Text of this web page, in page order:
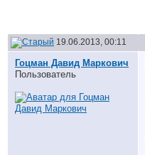
19.06.2013, 00:11
Гоцман Давид Маркович
Пользователь